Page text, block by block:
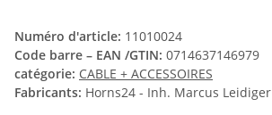
Numéro d'article: 11010024
Code barre – EAN /GTIN: 0714637146979
catégorie: CABLE + ACCESSOIRES
Fabricants: Horns24 - Inh. Marcus Leidiger